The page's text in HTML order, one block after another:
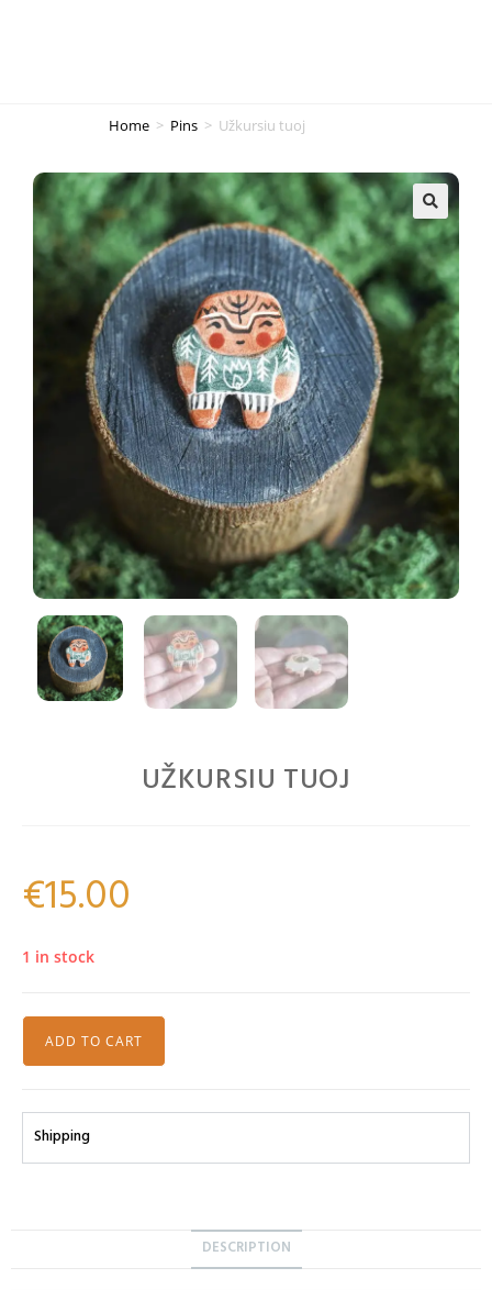
Home > Pins > Užkursiu tuoj
🔍
UŽKURSIU TUOJ
€15.00
1 in stock
ADD TO CART
Shipping
DESCRIPTION